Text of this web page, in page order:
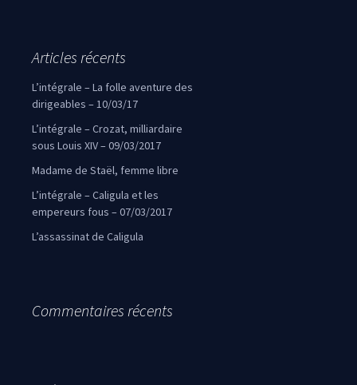
Articles récents
L’intégrale – La folle aventure des
dirigeables – 10/03/17
L’intégrale – Crozat, milliardaire
sous Louis XIV – 09/03/2017
Madame de Staël, femme libre
L’intégrale – Caligula et les
empereurs fous – 07/03/2017
L’assassinat de Caligula
Commentaires récents